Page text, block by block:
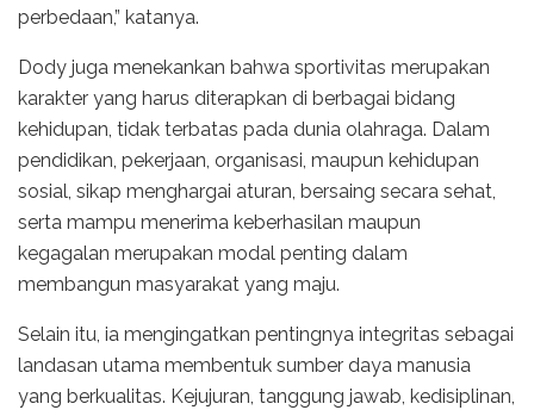
perbedaan,” katanya.
Dody juga menekankan bahwa sportivitas merupakan
karakter yang harus diterapkan di berbagai bidang
kehidupan, tidak terbatas pada dunia olahraga. Dalam
pendidikan, pekerjaan, organisasi, maupun kehidupan
sosial, sikap menghargai aturan, bersaing secara sehat,
serta mampu menerima keberhasilan maupun
kegagalan merupakan modal penting dalam
membangun masyarakat yang maju.
Selain itu, ia mengingatkan pentingnya integritas sebagai
landasan utama membentuk sumber daya manusia
yang berkualitas. Kejujuran, tanggung jawab, kedisiplinan,